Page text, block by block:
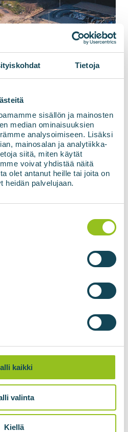
Tietoja
sisällön ja mainosten
median ominaisuuksien
analysoimiseen. Lisäksi
mainosalan ja analytiikka-
siitä, miten käytät
voivat yhdistää näitä
olet antanut heille tai joita on
heidän palvelujaan.
kaikki
valinta
Kiellä
date with
renewable
of my data in
Privacy Policy.
BIOMETHANE